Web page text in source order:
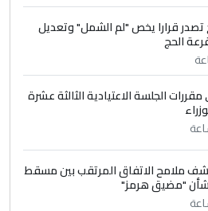
تصدر قرارا يخص "لم الشمل" وتعديل
الحج
الجلسة الاعتيادية الثالثة عشرة
ملامح الاتفاق المرتقب بين مسقط
"مضيق هرمز"